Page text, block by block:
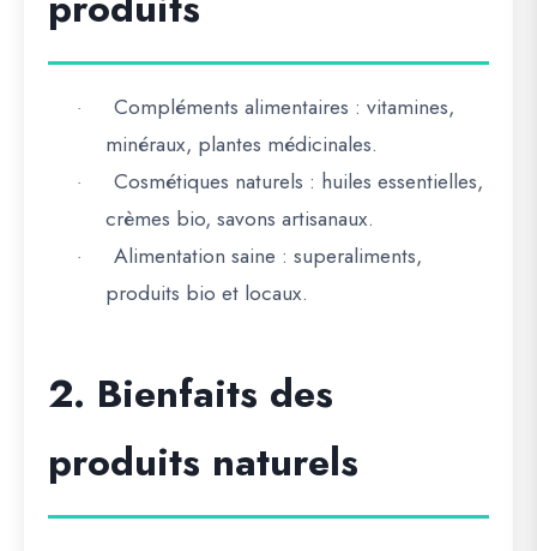
· Compléments alimentaires : vitamines,
minéraux, plantes médicinales.
· Cosmétiques naturels : huiles essentielles,
crèmes bio, savons artisanaux.
· Alimentation saine : superaliments,
produits bio et locaux.
2. Bienfaits des
produits naturels